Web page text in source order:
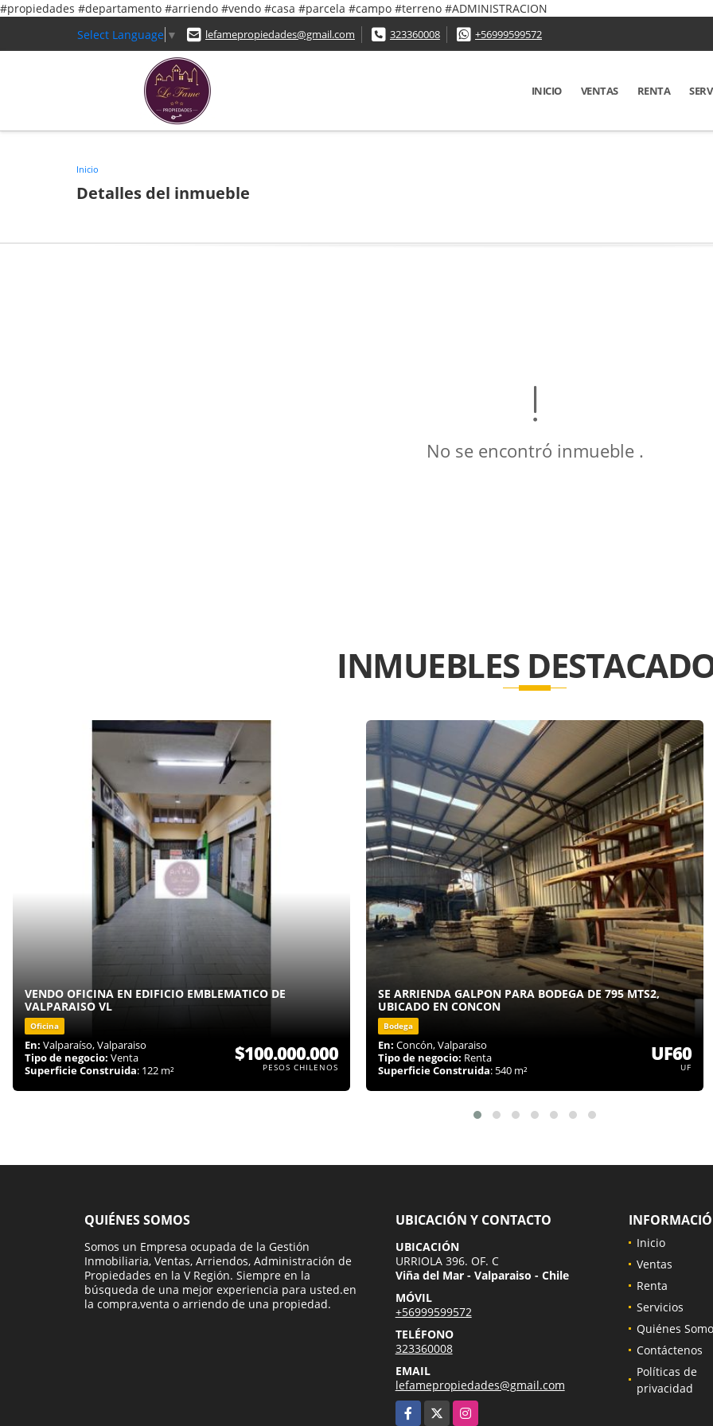
#propiedades #departamento #arriendo #vendo #casa #parcela #campo #terreno #ADMINISTRACION
Select Language ▼ lefamepropiedades@gmail.com 323360008 +56999599572
INICIO VENTAS RENTA
Inicio
Detalles del inmueble
No se encontró inmueble .
INMUEBLES
VENDO OFICINA EN EDIFICIO EMBLEMATICO DE
VALPARAISO VL
Oficina
En: Valparaíso, Valparaiso
Tipo de negocio: Venta
Superficie Construida: 122 m²
$100.000.000
PESOS CHILENOS
SE ARRIENDA GALPON PARA BODEGA DE 795 MTS2,
UBICADO EN CONCON
Bodega
En: Concón, Valparaiso
Tipo de negocio: Renta
Superficie Construida: 540 m²
UF60
UF
QUIÉNES SOMOS
Somos un Empresa ocupada de la Gestión
Inmobiliaria, Ventas, Arriendos, Administración de
Propiedades en la V Región. Siempre en la
búsqueda de una mejor experiencia para usted.en
la compra,venta o arriendo de una propiedad.
UBICACIÓN Y CONTACTO
UBICACIÓN
URRIOLA 396. OF. C
Viña del Mar - Valparaiso - Chile
MÓVIL
+56999599572
TELÉFONO
323360008
EMAIL
lefamepropiedades@gmail.com
Facebook
Instagram
Inicio
Ventas
Renta
Servicios
Quiénes
Contáctenos
Políticas de
privacidad